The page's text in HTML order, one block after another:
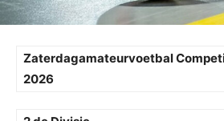
Zaterdagamateurvoetbal
2026